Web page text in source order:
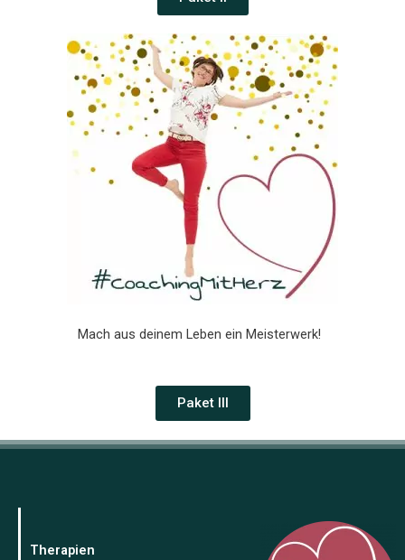
Mach aus deinem Leben ein Meisterwerk!
Paket III
Therapien